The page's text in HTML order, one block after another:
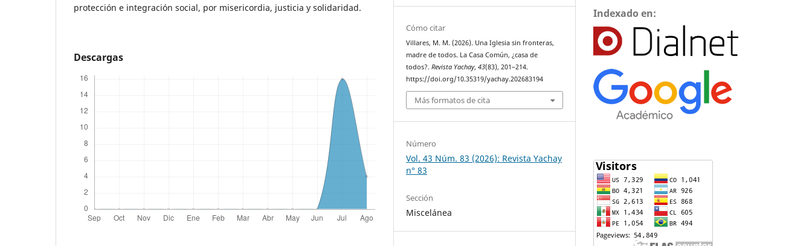
protección e integración social, por misericordia, justicia y solidaridad.
Descargas
Cómo citar
Villares, M. M. (2026). Una Iglesia sin fronteras,
madre de todos. La Casa Común, ¿casa de
todos?.Revista Yachay,43(83), 201–214.
https://doi.org/10.35319/yachay.202683194
Más formatos de cita
Número
Vol. 43 Núm. 83 (2026): Revista Yachay
n° 83
Sección
Miscelánea
Indexado en: